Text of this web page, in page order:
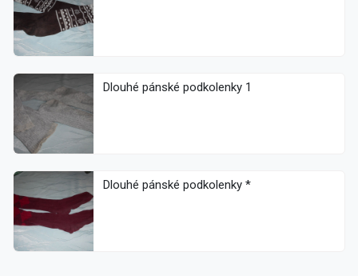
Dlouhé pánské podkolenky 1
Dlouhé pánské podkolenky *